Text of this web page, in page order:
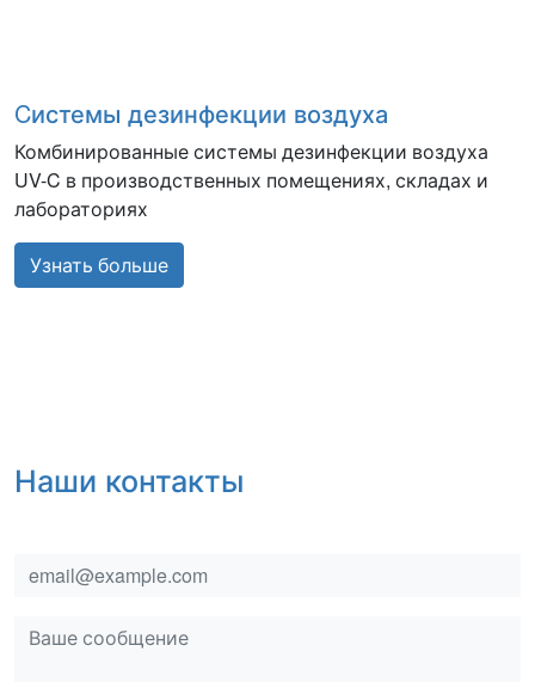
Cистемы дезинфекции воздуха
Комбинированные системы дезинфекции воздуха
UV-C в производственных помещениях, складах и
лабораториях
Узнать больше
Наши контакты
email
msg